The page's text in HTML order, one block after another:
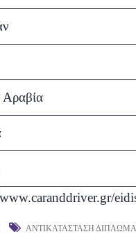
Αραβία
ΑΝΤΙΚΑΤΆΣΤΑΣΗ